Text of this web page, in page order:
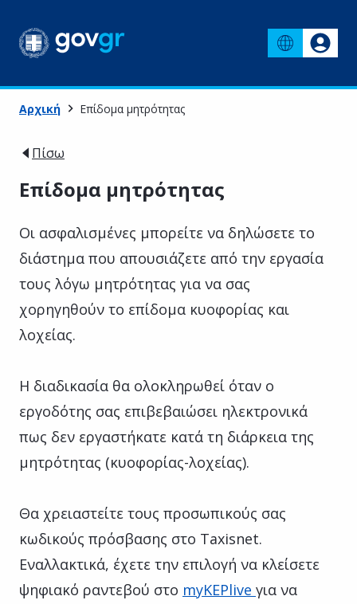
Αρχική Επίδομα μητρότητας
Πίσω
Επίδομα μητρότητας
Οι ασφαλισμένες μπορείτε να δηλώσετε το
διάστημα που απουσιάζετε από την εργασία
τους λόγω μητρότητας για να σας
χορηγηθούν το επίδομα κυοφορίας και
λοχείας.
Η διαδικασία θα ολοκληρωθεί όταν ο
εργοδότης σας επιβεβαιώσει ηλεκτρονικά
πως δεν εργαστήκατε κατά τη διάρκεια της
μητρότητας (κυοφορίας-λοχείας).
Θα χρειαστείτε τους προσωπικούς σας
κωδικούς πρόσβασης στο Taxisnet.
Εναλλακτικά, έχετε την επιλογή να κλείσετε
ψηφιακό ραντεβού στο myKEPlive για να